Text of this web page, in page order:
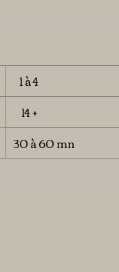
1 à 4
14 +
30 à 60 mn